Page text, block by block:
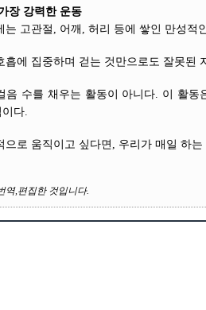
장 강력한 운동
는 고관절, 어깨, 허리 등에 쌓인 만성적
흡에 집중하며 걷는 것만으로도 잘못된
음 수를 채우는 활동이 아니다. 이 활
다.
으로 움직이고 싶다면, 우리가 매일 하
역,편집한 것입니다.